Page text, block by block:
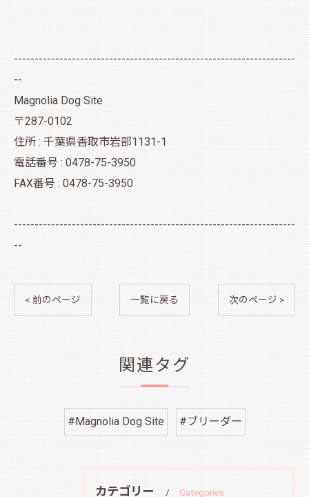
--------------------------------------------------------------------
--
Magnolia Dog Site
〒287-0102
住所 : 千葉県香取市岩部1131-1
電話番号 : 0478-75-3950
FAX番号 : 0478-75-3950
--------------------------------------------------------------------
--
< 前のページ 一覧に戻る 次のページ >
関連タグ
#Magnolia Dog Site #ブリーダー
カテゴリー Categories